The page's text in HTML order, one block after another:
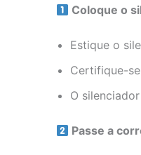
Coloque o
Estique o
Certifique-
O
Passe a